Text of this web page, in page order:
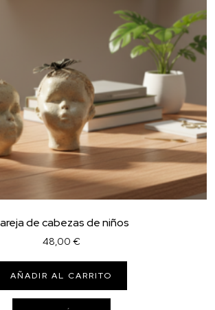
de cabezas de niños
48,00 €
AÑADIR AL CARRITO